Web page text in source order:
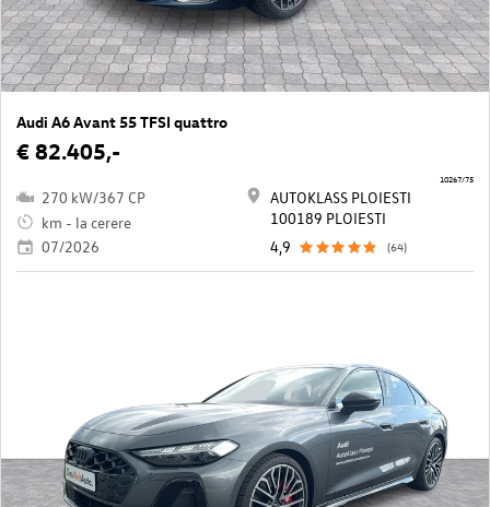
Audi A6 Avant 55 TFSI quattro
€ 82.405,-
270 kW/367 CP
km - la cerere
07/2026
AUTOKLASS PLOIESTI
100189 PLOIESTI
4,9
(64)
10267/75